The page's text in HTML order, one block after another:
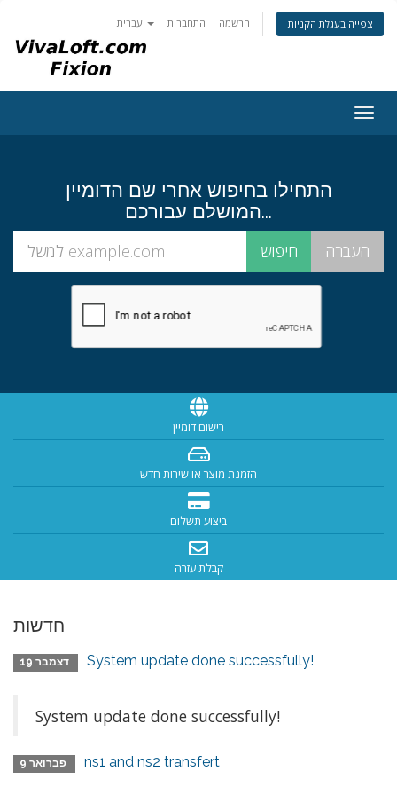
התחברות הרשמה צפייה בעגלת הקניות
התחילו בחיפוש אחרי שם הדומיין
המושלם עבורכם...
רישום דומיין
הזמנת מוצר או שירות חדש
ביצוע תשלום
קבלת עזרה
חדשות
System update done successfully!
System update done successfully!
ns1 and ns2 transfert